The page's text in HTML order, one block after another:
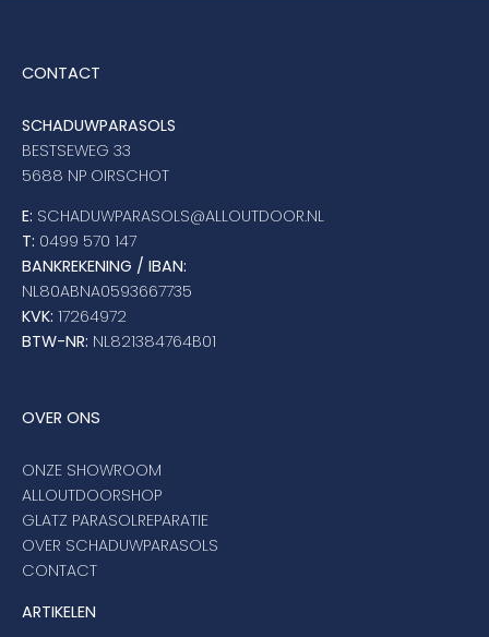
CONTACT
SCHADUWPARASOLS
BESTSEWEG 33
5688 NP OIRSCHOT
E: SCHADUWPARASOLS@ALLOUTDOOR.NL
T: 0499 570 147
BANKREKENING / IBAN:
NL80ABNA0593667735
KVK: 17264972
BTW-NR: NL821384764B01
OVER ONS
ONZE SHOWROOM
ALLOUTDOORSHOP
GLATZ PARASOLREPARATIE
OVER SCHADUWPARASOLS
CONTACT
ARTIKELEN